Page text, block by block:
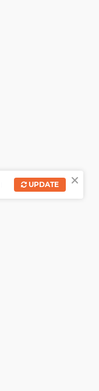
×
UPDATE